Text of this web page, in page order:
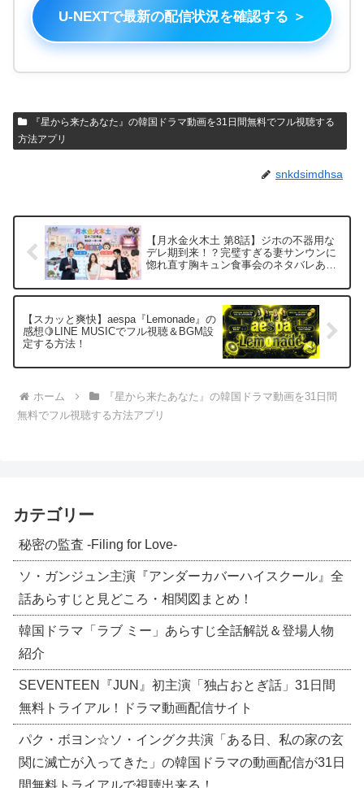
U-NEXTで最新の配信状況を確認する ＞
『星から来たあなた』の韓国ドラマ動画を31日間無料でフル視聴する
方法アプリ
snkdsimdhsa
【月水金火木土 第8話】ジホの不器用な
デレ期到来！？完璧すぎる妻サンウンに
惚れ直す胸キュン食事会のネタバレあら
【スカッと爽快】aespa『Lemonade』の
感想🍋LINE MUSICでフル視聴＆BGM設
定する方法！
ホーム
『星から来たあなた』の韓国ドラマ動画を31日間
無料でフル視聴する方法アプリ
カテゴリー
秘密の監査 -Filing for Love-
ソ・ガンジュン主演『アンダーカバーハイスクール』全
話あらすじと見どころ・相関図まとめ！
韓国ドラマ「ラブ ミー」あらすじ全話解説＆登場人物
紹介
SEVENTEEN『JUN』初主演「独占おとぎ話」31日間
無料トライアル！ドラマ動画配信サイト
パク・ボヨン☆ソ・イングク共演「ある日、私の家の玄
関に滅亡が入ってきた」の韓国ドラマの動画配信が31日
間無料トライアルで視聴出来る！